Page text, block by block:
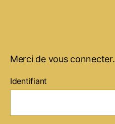
Merci de vous connecter.
Identifiant